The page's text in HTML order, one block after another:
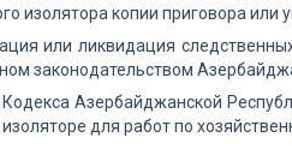
изолятора копии приговора или
или ликвидация
законодательством
Кодекса Азербайджанской
для работ по